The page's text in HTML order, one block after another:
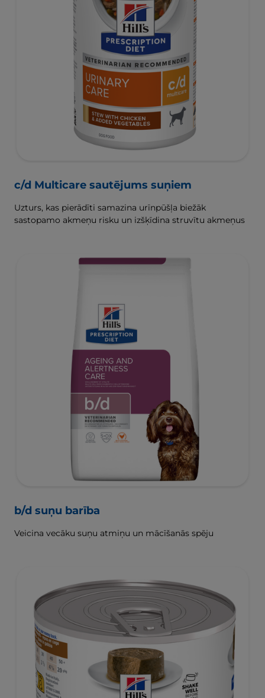
c/d Multicare sautējums suņiem
Uzturs, kas pierādīti samazina urīnpūšļa biežāk
sastopamo akmeņu risku un izšķīdina struvītu akmeņus
b/d suņu barība
Veicina vecāku suņu atmiņu un mācīšanās spēju